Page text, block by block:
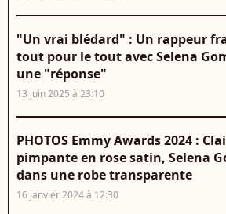
"Un vrai blédard" : Un rappeur
tout pour le tout avec Selena
une "réponse"
13 juin 2025 à 23:10
PHOTOS Emmy Awards 2024 :
pimpante en rose satin, Selena
dans une robe transparente
16 janvier 2024 à 12:30